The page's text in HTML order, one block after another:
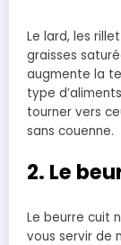
Le lard, les
graisses
augmente la
type
tourner vers
sans couenne.
2. Le
Le beurre cuit
vous servir de